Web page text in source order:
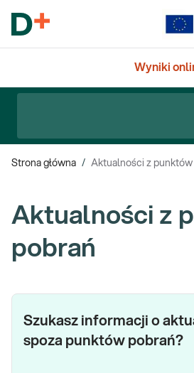
Wyniki
Strona główna / Aktualności z punktów
Aktualności z
pobrań
Szukasz informacji o
spoza punktów pobrań?